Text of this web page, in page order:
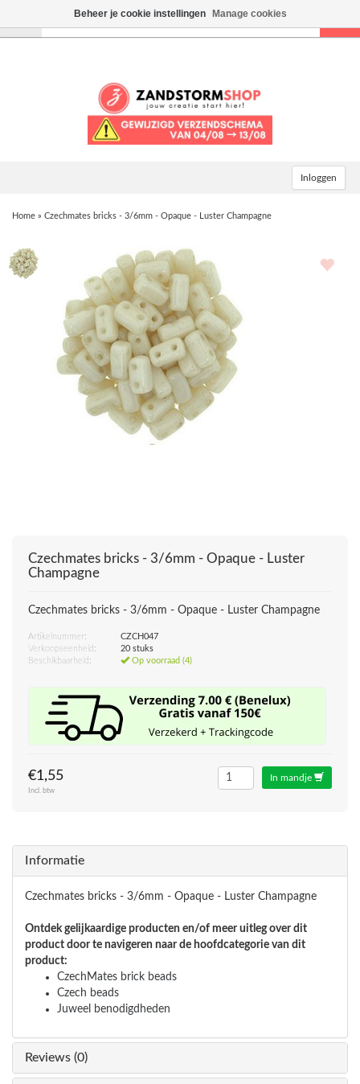
Inloggen
Home » Czechmates bricks - 3/6mm - Opaque - Luster Champagne
Czechmates bricks - 3/6mm - Opaque - Luster
Champagne
Czechmates bricks - 3/6mm - Opaque - Luster Champagne
Artikelnummer:
CZCH047
Verkoopseenheid:
20 stuks
Beschikbaarheid:
Op voorraad (4)
€1,55
Incl. btw
In mandje
Informatie
Czechmates bricks - 3/6mm - Opaque - Luster Champagne
Ontdek gelijkaardige producten en/of meer uitleg over dit
product door te navigeren naar de hoofdcategorie van dit
product:
CzechMates brick beads
Czech beads
Juweel benodigdheden
Reviews (0)
Beheer je cookie instellingen Manage cookies